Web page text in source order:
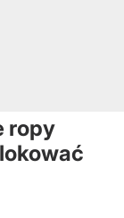
ropy